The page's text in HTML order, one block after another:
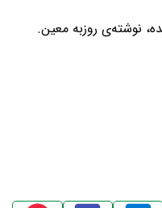
نوشته‌ی روزبه معین.